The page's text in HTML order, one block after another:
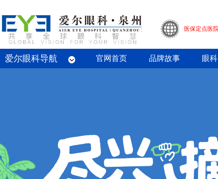
医保定点医
爱尔眼科导航
眼底病专科
屈光专科
白内障专科
青光眼专科
斜视与小儿眼科专科
眼整形眼眶病专科
眼预防保健专科
角膜病专科
眼外伤专业 官网首页 品牌故事 眼